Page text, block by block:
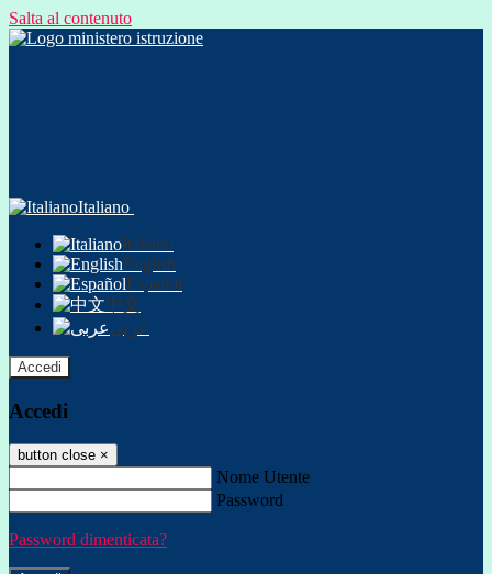
Salta al contenuto
Italiano
Italiano
English
Español
中文
عربى
Accedi
Accedi
button close ×
Nome Utente
Password
Password dimenticata?